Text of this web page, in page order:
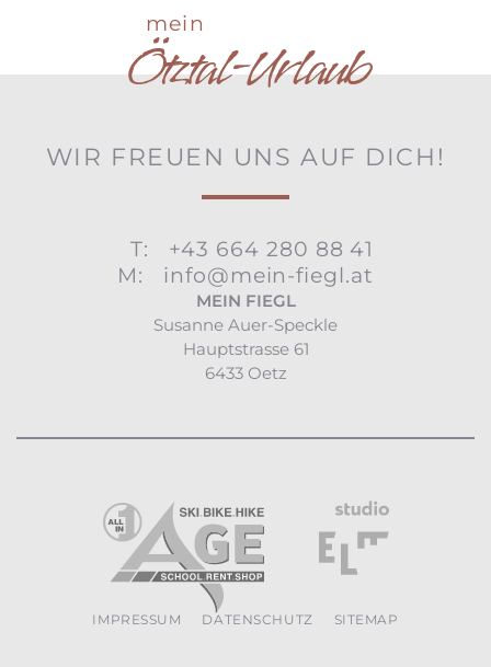
mein
Ötztal-Urlaub
MEIN FIEGL
Susanne Auer-Speckle
WIR FREUEN UNS AUF DICH!
T:
+43 664 280 88 41
M:
info@mein-fiegl.at
Hauptstrasse 61
6433 Oetz
IMPRESSUM DATENSCHUTZ SITEMAP